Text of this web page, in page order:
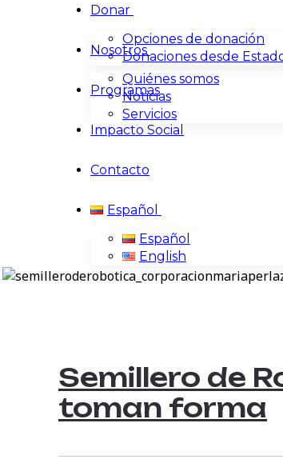
Donar
Opciones de donación
Donaciones desde
Nosotros
Quiénes somos
Noticias
Servicios
Programas
Impacto Social
Contacto
Español
Español
English
Semillero de
toman forma